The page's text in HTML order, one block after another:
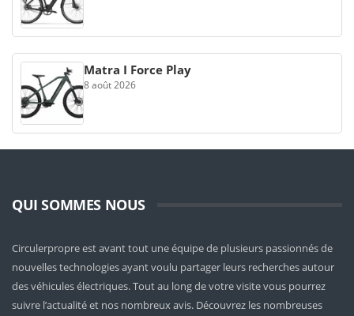
Matra I Force Play
8 août 2026
QUI SOMMES NOUS
Circulerpropre est avant tout une équipe de plusieurs passionnés de
nouvelles technologies ayant voulu partager leurs recherches autour
des véhicules électriques. Tout au long de votre visite vous pourrez
suivre l’actualité et nos nombreux avis. Découvrez les nombreuses